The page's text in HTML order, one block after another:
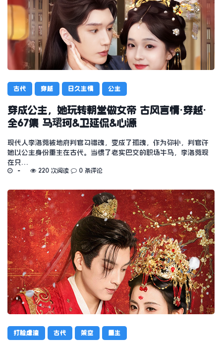
古代 穿越 日久生情 公主
穿成公主，她玩转朝堂做女帝 古风言情·穿越·
全67集 马珺珂&卫延侃&心源
现代人李洛菀被地府判官勾错魂，变成了孤魂，作为弥补，判官许
她以公主身份重生在古代。当惯了老实巴交的职场牛马，李洛菀现
在只…
220 次阅读 0 条评论
打脸虐渣 古代 架空 重生